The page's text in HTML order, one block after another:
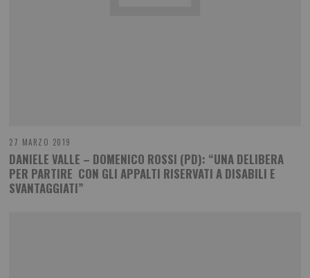
27 MARZO 2019
DANIELE VALLE – DOMENICO ROSSI (PD): “UNA DELIBERA
PER PARTIRE CON GLI APPALTI RISERVATI A DISABILI E
SVANTAGGIATI”